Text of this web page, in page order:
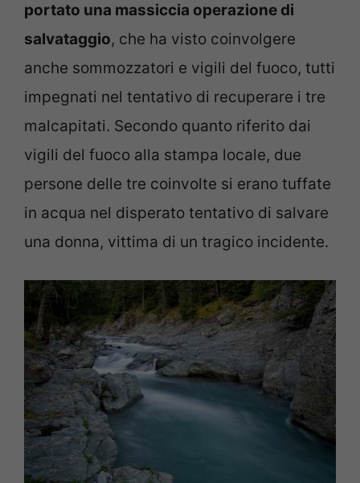
portato una massiccia operazione di
salvataggio, che ha visto coinvolgere
anche sommozzatori e vigili del fuoco, tutti
impegnati nel tentativo di recuperare i tre
malcapitati. Secondo quanto riferito dai
vigili del fuoco alla stampa locale, due
persone delle tre coinvolte si erano tuffate
in acqua nel disperato tentativo di salvare
una donna, vittima di un tragico incidente.